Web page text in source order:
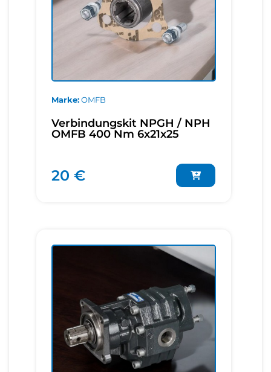
Marke OMFB
Verbindungskit NPGH / NPH
OMFB 400 Nm 6x21x25
20 €